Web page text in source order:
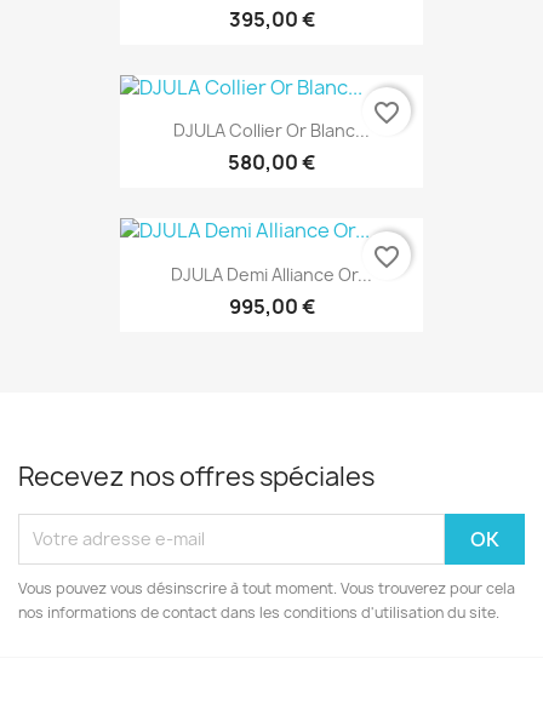
395,00 €
DJULA Collier Or Blanc...
580,00 €
favorite_border
DJULA Demi Alliance Or...
995,00 €
favorite_border
Recevez nos offres spéciales
Vous pouvez vous désinscrire à tout moment. Vous trouverez pour cela
nos informations de contact dans les conditions d'utilisation du site.